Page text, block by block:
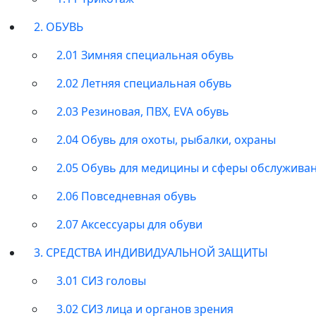
2. ОБУВЬ
2.01 Зимняя специальная обувь
2.02 Летняя специальная обувь
2.03 Резиновая, ПВХ, EVA обувь
2.04 Обувь для охоты, рыбалки, охраны
2.05 Обувь для медицины и сферы
2.06 Повседневная обувь
2.07 Аксессуары для обуви
3. СРЕДСТВА ИНДИВИДУАЛЬНОЙ ЗАЩИТЫ
3.01 СИЗ головы
3.02 СИЗ лица и органов зрения